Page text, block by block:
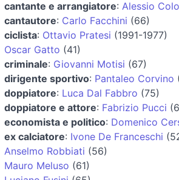
cantante e arrangiatore: Alessio
cantautore: Carlo Facchini (66)
ciclista: Ottavio Pratesi (1991-1977)
Oscar Gatto (41)
criminale: Giovanni Motisi (67)
dirigente sportivo: Pantaleo Corvino
doppiatore: Luca Dal Fabbro (75)
doppiatore e attore: Fabrizio Pucci
economista e politico: Domenico
ex calciatore: Ivone De Franceschi
Anselmo Robbiati (56)
Mauro Meluso (61)